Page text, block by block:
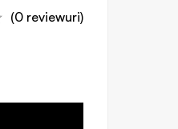
(0 reviewuri)